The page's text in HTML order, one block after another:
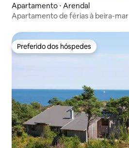
Apartamento ⋅ Arendal
Apartamento de férias à beira-mar
Preferido dos hóspedes
Preferido dos hóspedes